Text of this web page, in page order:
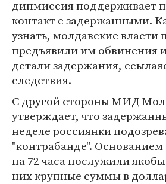
дипмиссия поддерживает
контакт с задержанными.
узнать, молдавские власти
предъявили им обвинения
детали задержания,
следствия.
С другой стороны МИД
утверждает, что
неделе россиянки
"контрабанде".
на 72 часа послужили
них крупные суммы в